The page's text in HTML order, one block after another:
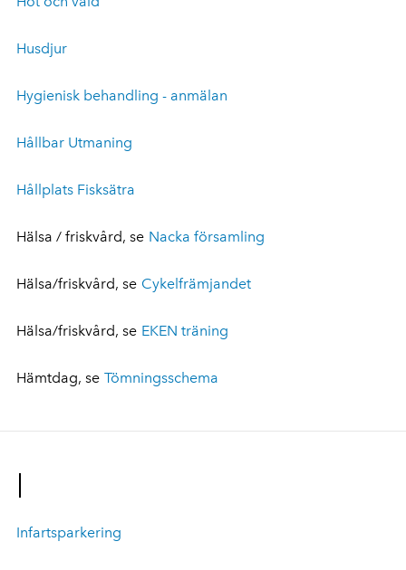
Husdjur
Hygienisk behandling - anmälan
Hållbar Utmaning
Hållplats Fisksätra
Hälsa / friskvård, se Nacka församling
Hälsa/friskvård, se Cykelfrämjandet
Hälsa/friskvård, se EKEN träning
Hämtdag, se Tömningsschema
I
Infartsparkering